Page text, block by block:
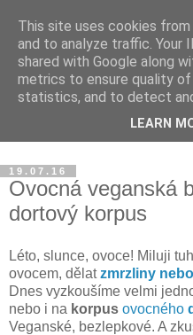
Blog
zdravém
19.07.16
Ovocná veganská
dortový korpus
Léto, slunce, ovoce! Miluji
ovocem, dělatzmrzliny
Dnes vyzkoušíme velmi
nebo i na korpus ovocného
Veganské, bezlepkové. A
This site uses cookies
and to analyze traffic. Your
shared with Google along
metrics to ensure quality
statistics, and to detect
LEARN